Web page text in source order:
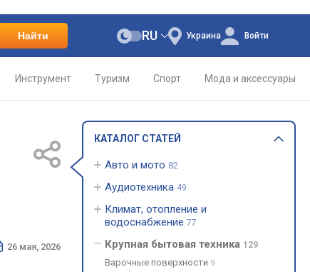
Найти Украина
RU Войти
Инструмент Туризм Спорт Мода и аксессуары
26 мая, 2026
КАТАЛОГ СТАТЕЙ
Авто и мото 82
Аудиотехника 49
Климат, отопление и
водоснабжение 77
Крупная бытовая техника 129
Варочные поверхности 9